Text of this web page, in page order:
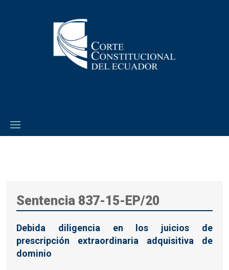
Sentencia 837-15-EP/20
Debida diligencia en los juicios de
prescripción extraordinaria adquisitiva de
dominio